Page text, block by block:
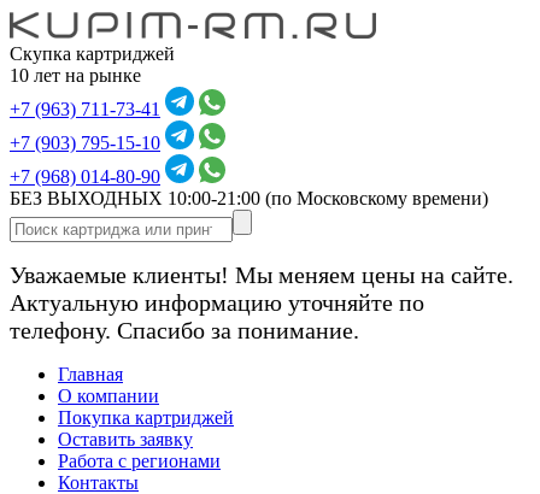
Скупка картриджей
10 лет на рынке
+7 (963) 711-73-41
+7 (903) 795-15-10
+7 (968) 014-80-90
БЕЗ ВЫХОДНЫХ 10:00-21:00 (по Московскому времени)
Уважаемые клиенты! Мы меняем цены на сайте.
Актуальную информацию уточняйте по
телефону. Спасибо за понимание.
Главная
О компании
Покупка картриджей
Оставить заявку
Работа с регионами
Контакты